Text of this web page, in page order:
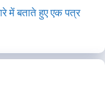
में बताते हुए एक पत्र